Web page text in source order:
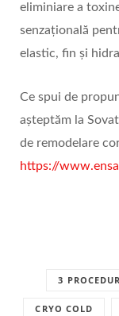
eliminiare a
senzațională
elastic, fin și
Ce spui de
așteptăm la
de remodelare
https://
3
CRYO COLD